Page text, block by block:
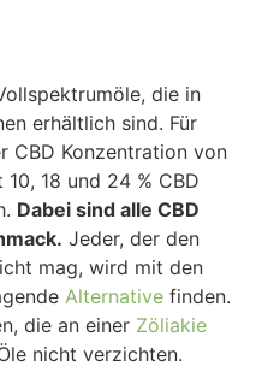
die in
erhältlich sind. Für
CBD Konzentration von
18 und 24 % CBD
Dabei sind alle CBD
Jeder, der den
mag, wird mit den
Alternative finden.
die an einer Zöliakie
nicht verzichten.